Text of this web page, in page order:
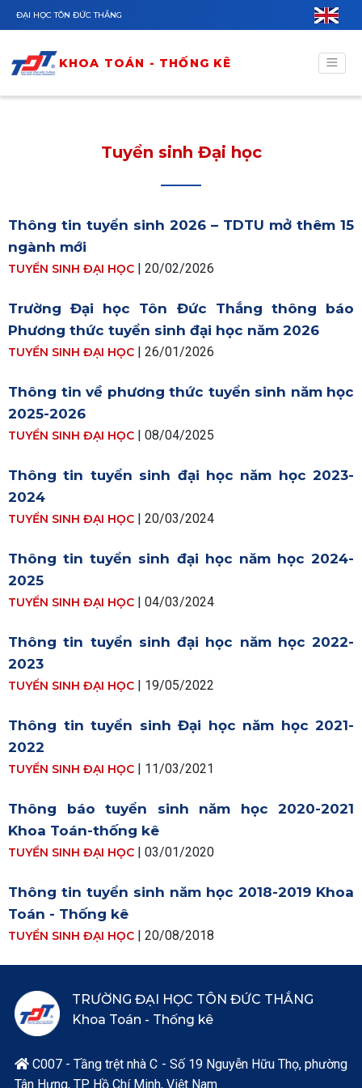
Nhảy đến nội dung
ĐẠI HỌC TÔN ĐỨC THẮNG
KHOA TOÁN - THỐNG KÊ
Tuyển sinh Đại học
Thông tin tuyển sinh 2026 – TDTU mở thêm 15
ngành mới
TUYỂN SINH ĐẠI HỌC | 20/02/2026
Trường Đại học Tôn Đức Thắng thông báo
Phương thức tuyển sinh đại học năm 2026
TUYỂN SINH ĐẠI HỌC | 26/01/2026
Thông tin về phương thức tuyển sinh năm học
2025-2026
TUYỂN SINH ĐẠI HỌC | 08/04/2025
Thông tin tuyển sinh đại học năm học 2023-
2024
TUYỂN SINH ĐẠI HỌC | 20/03/2024
Thông tin tuyển sinh đại học năm học 2024-
2025
TUYỂN SINH ĐẠI HỌC | 04/03/2024
Thông tin tuyển sinh đại học năm học 2022-
2023
TUYỂN SINH ĐẠI HỌC | 19/05/2022
Thông tin tuyển sinh Đại học năm học 2021-
2022
TUYỂN SINH ĐẠI HỌC | 11/03/2021
Thông báo tuyển sinh năm học 2020-2021
Khoa Toán-thống kê
TUYỂN SINH ĐẠI HỌC | 03/01/2020
Thông tin tuyển sinh năm học 2018-2019 Khoa
Toán - Thống kê
TUYỂN SINH ĐẠI HỌC | 20/08/2018
TRƯỜNG ĐẠI HỌC TÔN ĐỨC THẮNG
Khoa Toán - Thống kê
C007 - Tầng trệt nhà C - Số 19 Nguyễn Hữu Thọ, phường
Tân Hưng, TP. Hồ Chí Minh, Việt Nam